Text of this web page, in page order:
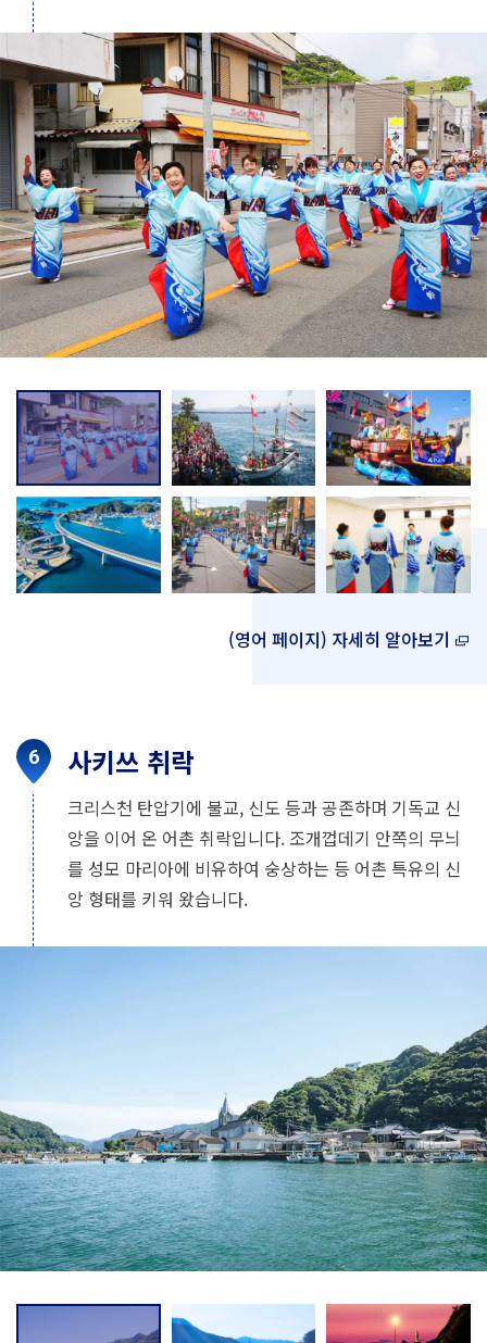
(영어 페이지) 자세히 알아보기
사키쓰 취락
크리스천 탄압기에 불교, 신도 등과 공존하며 기독교 신
앙을 이어 온 어촌 취락입니다. 조개껍데기 안쪽의 무늬
를 성모 마리아에 비유하여 숭상하는 등 어촌 특유의 신
앙 형태를 키워 왔습니다.